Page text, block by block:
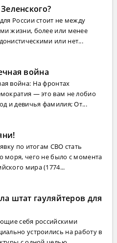
России стоит не между
жизни, более или менее
или нет...
война
война: На фронтах
— это вам не лобио
и девичья фамилия; От...
по итогам СВО стать
моря, чего не было с момента
мира (1774...
штат гауляйтеров для
себя российскими
устроились на работу в